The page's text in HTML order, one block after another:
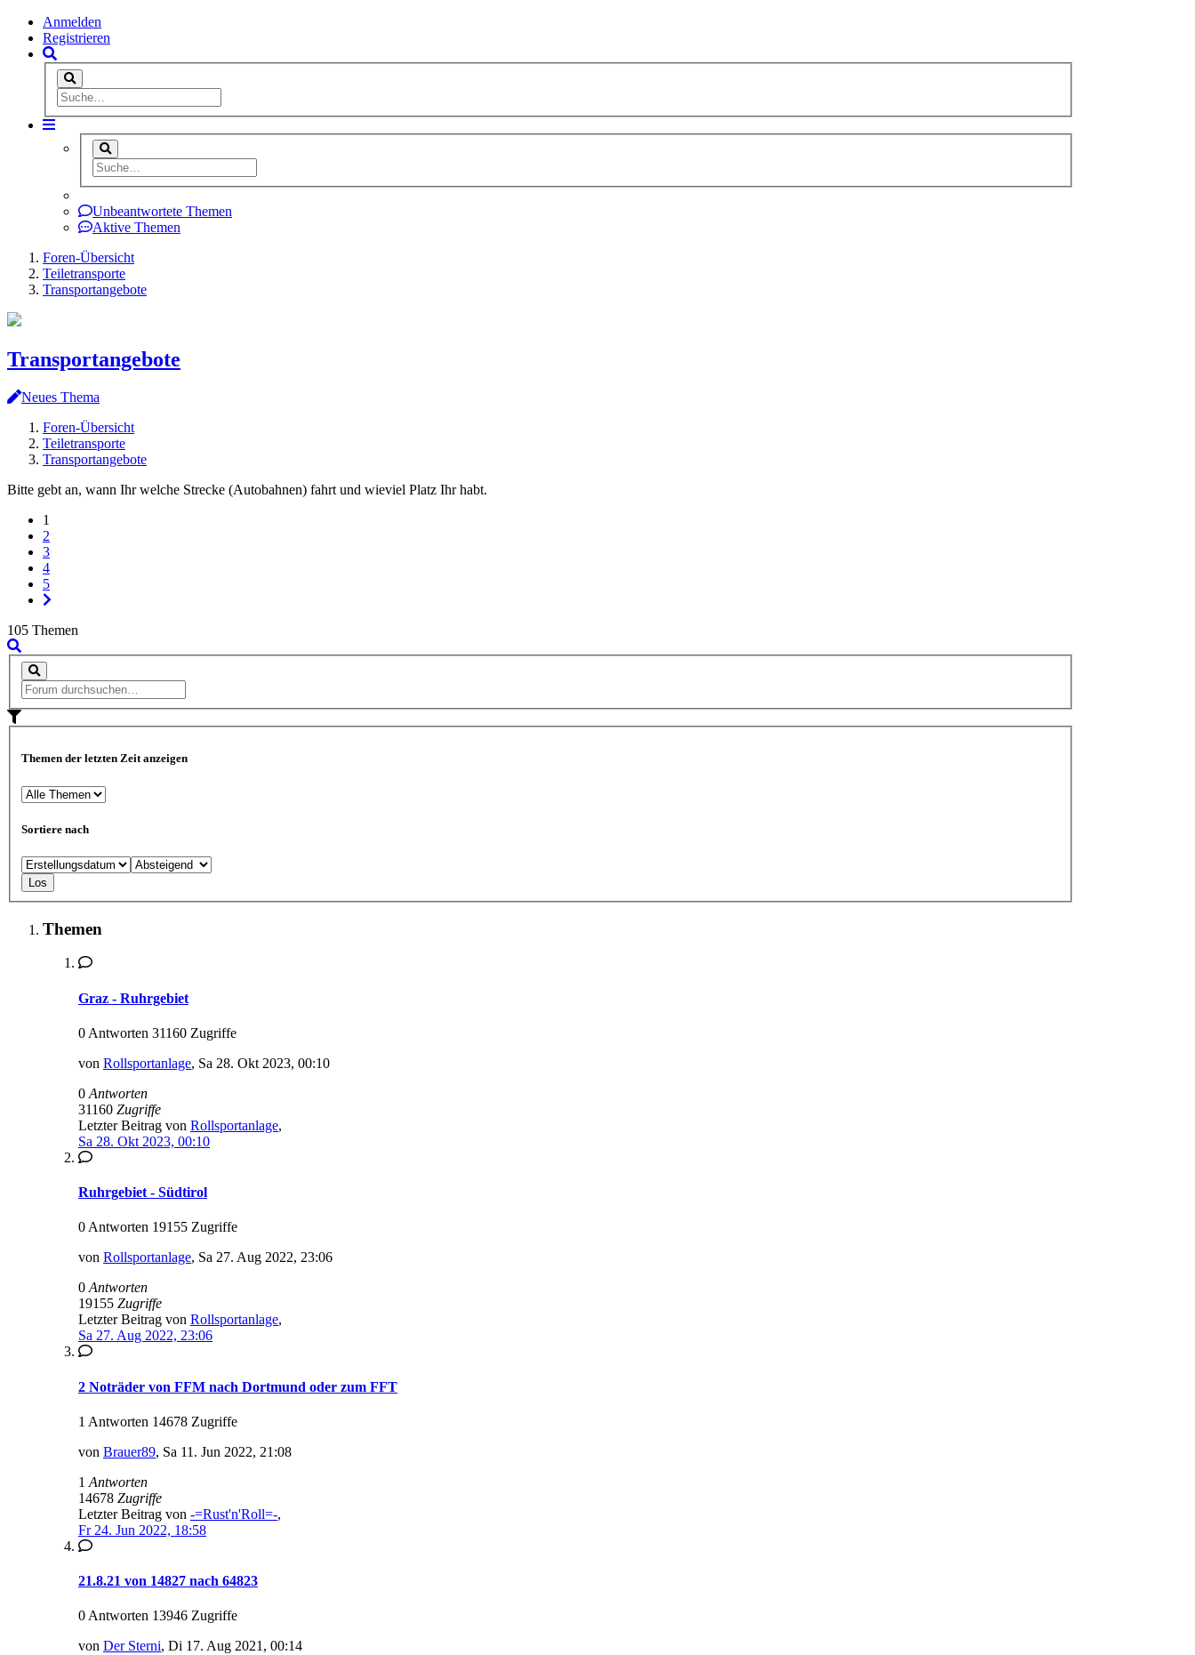
Anmelden
Registrieren
Unbeantwortete Themen
Aktive Themen
Foren-Übersicht
Teiletransporte
Transportangebote
Transportangebote
Neues Thema
Foren-Übersicht
Teiletransporte
Transportangebote
Bitte gebt an, wann Ihr welche Strecke (Autobahnen) fahrt und wieviel Platz Ihr habt.
1
2
3
4
5
105 Themen
Themen der letzten Zeit anzeigen
Sortiere nach
Themen
Graz - Ruhrgebiet
0 Antworten 31160 Zugriffe
von Rollsportanlage, Sa 28. Okt 2023, 00:10
0 Antworten
31160 Zugriffe
Letzter Beitrag von Rollsportanlage,
Sa 28. Okt 2023, 00:10
Ruhrgebiet - Südtirol
0 Antworten 19155 Zugriffe
von Rollsportanlage, Sa 27. Aug 2022, 23:06
0 Antworten
19155 Zugriffe
Letzter Beitrag von Rollsportanlage,
Sa 27. Aug 2022, 23:06
2 Noträder von FFM nach Dortmund oder zum FFT
1 Antworten 14678 Zugriffe
von Brauer89, Sa 11. Jun 2022, 21:08
1 Antworten
14678 Zugriffe
Letzter Beitrag von -=Rust'n'Roll=-,
Fr 24. Jun 2022, 18:58
21.8.21 von 14827 nach 64823
0 Antworten 13946 Zugriffe
von Der Sterni, Di 17. Aug 2021, 00:14